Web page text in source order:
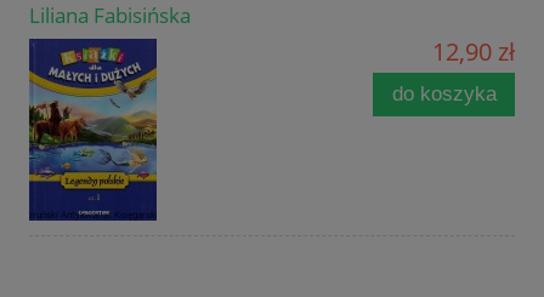
Liliana Fabisińska
12,90 zł
do koszyka